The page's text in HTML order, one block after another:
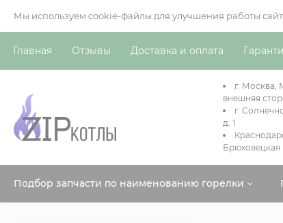
Мы используем cookie-файлы для улучшения работы
Главная Отзывы Доставка и оплата
г. Москва,
внешняя
г.
д. 1
Брюховецкая
Подбор запчасти по наименованию горелки